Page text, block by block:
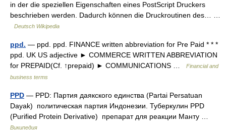
in der die speziellen Eigenschaften eines PostScript Druckers
beschrieben werden. Dadurch können die Druckroutinen des… …
Deutsch Wikipedia
ppd. — ppd. ppd. FINANCE written abbreviation for Pre Paid * * *
ppd. UK US adjective ► COMMERCE WRITTEN ABBREVIATION
for PREPAID(Cf. ↑prepaid) ► COMMUNICATIONS …
Financial and
business terms
PPD — PPD: Партия даякского единства (Partai Persatuan
Dayak) политическая партия Индонезии. Туберкулин PPD
(Purified Protein Derivative) препарат для реакции Манту …
Википедия